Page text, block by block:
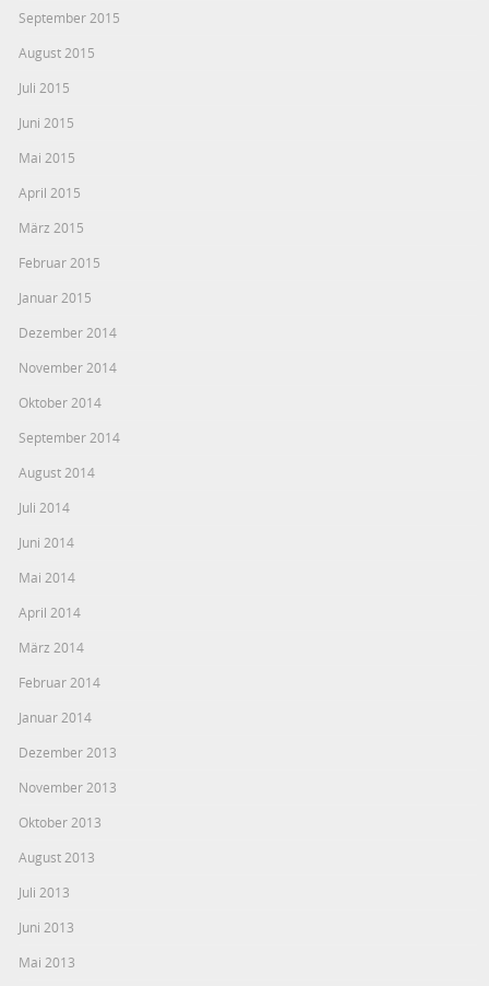
September 2015
August 2015
Juli 2015
Juni 2015
Mai 2015
April 2015
März 2015
Februar 2015
Januar 2015
Dezember 2014
November 2014
Oktober 2014
September 2014
August 2014
Juli 2014
Juni 2014
Mai 2014
April 2014
März 2014
Februar 2014
Januar 2014
Dezember 2013
November 2013
Oktober 2013
August 2013
Juli 2013
Juni 2013
Mai 2013